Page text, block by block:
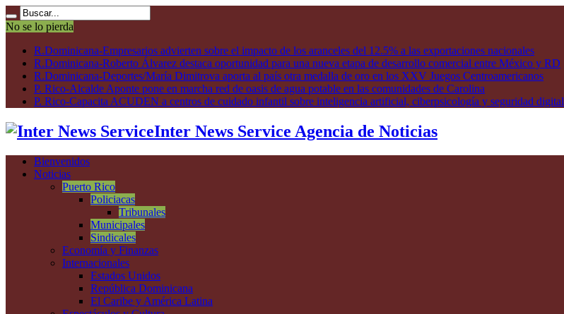
No se lo pierda
R.Dominicana-Empresarios advierten sobre el impacto de los aranceles del 12.5% a las exportaciones nacionales
R.Dominicana-Roberto Álvarez destaca oportunidad para una nueva etapa de desarrollo comercial entre México y RD
R.Dominicana-Deportes/María Dimitrova aporta al país otra medalla de oro en los XXV Juegos Centroamericanos
P. Rico-Alcalde Aponte pone en marcha red de oasis de agua potable en las comunidades de Carolina
P. Rico-Capacita ACUDEN a centros de cuidado infantil sobre inteligencia artificial, ciberpsicología y seguridad digital
Inter News Service Agencia de Noticias
Bienvenidos
Noticias
Puerto Rico
Policiacas
Tribunales
Municipales
Sindicales
Economía y Finanzas
Internacionales
Estados Unidos
República Dominicana
El Caribe y América Latina